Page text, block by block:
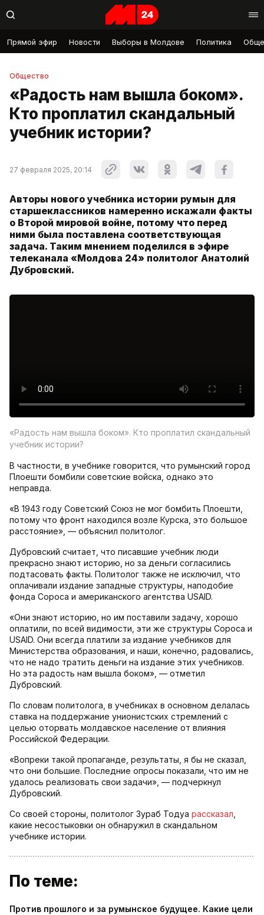
Прямой эфир Новости Выборы в Молдове Политика
Общество
«Радость нам вышла боком».
Кто проплатил скандальный
учебник истории?
27 февраля 2025, 20:14
Авторы нового учебника истории румын для
старшеклассников намеренно искажали факты
о Второй мировой войне, потому что перед
ними была поставлена соответствующая
задача. Таким мнением поделился в эфире
телеканала «Молдова 24» политолог Анатолий
Дубровский.
«Радость нам вышла боком». Кто проплатил скандальный
учебник истории?
В частности, в учебнике говорится, что румынский город
Плоешти бомбили советские войска, однако это
неправда.
«В 1943 году Советский Союз не мог бомбить Плоешти,
потому что фронт находился возле Курска, это большое
расстояние», — объяснил политолог.
Дубровский считает, что писавшие учебник люди
прекрасно знают историю, но за деньги согласились
подтасовать факты. Политолог также не исключил, что
оплачивали издание западные структуры, наподобие
фонда Сороса и американского агентства USAID.
«Они знают историю, но им поставили задачу, хорошо
оплатили, по всей видимости, эти же структуры Сороса и
USAID. Они всегда платили за издание учебников для
Министерства образования, и наши, конечно, радовались,
что не надо тратить деньги на издание этих учебников.
Но эта радость нам вышла боком», — отметил
Дубровский.
По словам политолога, в учебниках в основном делалась
ставка на поддержание унионистских стремлений с
целью оторвать молдавское население от влияния
Российской Федерации.
«Вопреки такой пропаганде, результаты, я бы не сказал,
что они большие. Последние опросы показали, что им не
удалось реализовать свои задачи», — подчеркнул
Дубровский.
Со своей стороны, политолог Зураб Тодуа рассказал
какие несостыковки он обнаружил в скандальном
учебнике истории.
По теме:
Против прошлого и за румынское будущее. Какие цели